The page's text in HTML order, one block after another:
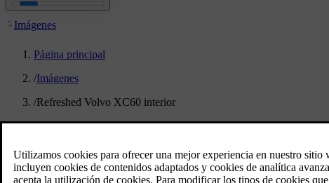
Imágenes
Página principal
/Imágenes
/Refreshed Volvo XC60 interior